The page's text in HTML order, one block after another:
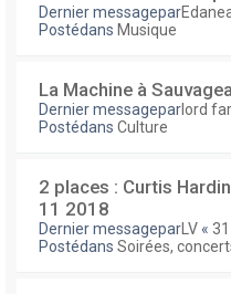
Dernier messagepar
Postédans Musique
La Machine à
Dernier messageparlord
Postédans Culture
2 places : Curtis
11 2018
Dernier messagepar LV «
Postédans Soirées,